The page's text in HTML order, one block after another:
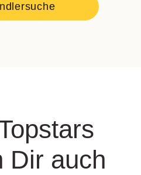
Dir auch